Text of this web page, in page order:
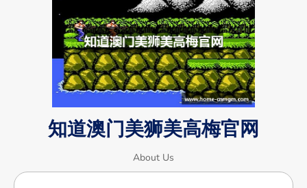
知道澳门美狮美高梅官网
About Us